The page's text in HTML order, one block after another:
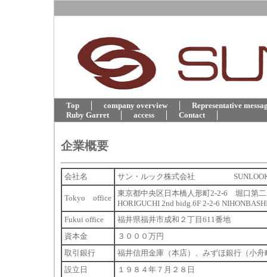
Top company overview
Representative
Ruby Garret
access Contact
企業概要
会社名 サン・ルック株式会社
Tokyo office
東京都中央区日本橋人形町2-2-6 堀口第
HORIGUCHI 2nd bidg.6F 2-2-6
Fukui office
福井県福井市成和２丁目611番地
資本金
３０００万円
取引銀行
福井信用金庫（本店）、みずほ銀行（小
設立日
１９８４年７月２８日